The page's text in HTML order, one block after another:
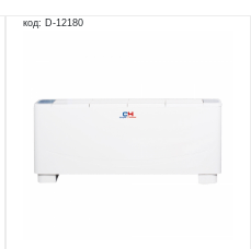
код: D-12180